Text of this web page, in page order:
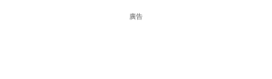
廣告